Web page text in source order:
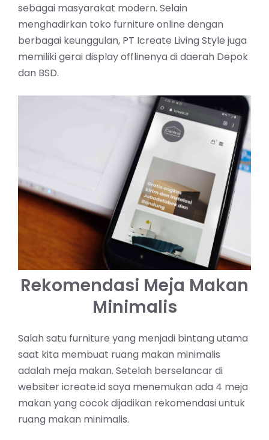
sebagai masyarakat modern. Selain
menghadirkan toko furniture online dengan
berbagai keunggulan, PT Icreate Living Style juga
memiliki gerai display offlinenya di daerah Depok
dan BSD.
Rekomendasi Meja Makan
Minimalis
Salah satu furniture yang menjadi bintang utama
saat kita membuat ruang makan minimalis
adalah meja makan. Setelah berselancar di
websiter icreate.id saya menemukan ada 4 meja
makan yang cocok dijadikan rekomendasi untuk
ruang makan minimalis.